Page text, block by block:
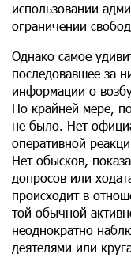
использовании
ограничении
Однако самое
последовавшее за
информации о
По крайней мере,
не было. Нет
оперативной
Нет обысков,
допросов или
происходит в
той обычной
неоднократно
деятелями или